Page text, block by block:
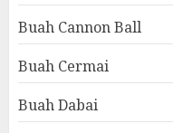
Buah Cannon Ball
Buah Cermai
Buah Dabai